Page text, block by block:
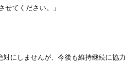
せてください。」
にしませんが、今後も維持継続に協力